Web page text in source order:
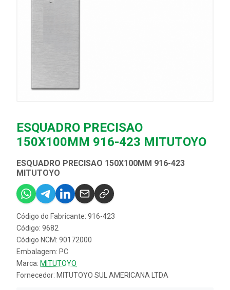
ESQUADRO PRECISAO
150X100MM 916-423 MITUTOYO
ESQUADRO PRECISAO 150X100MM 916-423
MITUTOYO
Código do Fabricante: 916-423
Código: 9682
Código NCM: 90172000
Embalagem: PC
Marca: MITUTOYO
Fornecedor: MITUTOYO SUL AMERICANA LTDA